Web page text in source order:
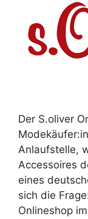
Der S.oliver
Anlaufstelle,
Accessoires
eines
sich die
Onlineshop